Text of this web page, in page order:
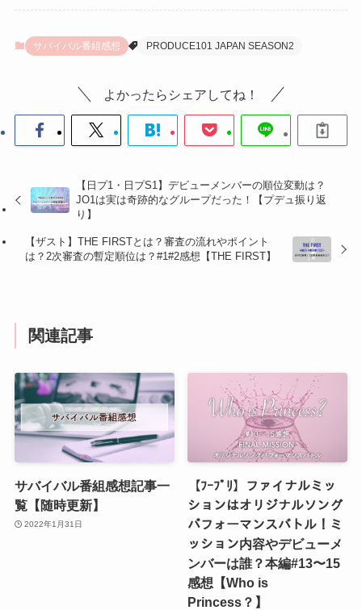
サバイバル番組感想 PRODUCE101 JAPAN SEASON2
よかったらシェアしてね！
【日プ1・日プS1】デビューメンバーの順位変動は？
JO1は実は奇跡的なグループだった！【プデュ振り返
り】
【ザスト】THE FIRSTとは？審査の流れやポイント
は？2次審査の暫定順位は？#1#2感想【THE FIRST】
関連記事
サバイバル番組感想記事一
覧【随時更新】
2022年1月31日
【ﾌｰﾌﾟﾘ】ファイナルミッ
ションはオリジナルソング
パフォーマンスバトル！ミ
ッション内容やデビューメ
ンバーは誰？本編#13〜15
感想【Who is
Princess？】